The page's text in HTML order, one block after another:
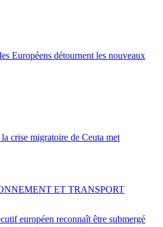
Européens détournent les nouveaux
crise migratoire de Ceuta met
européen reconnaît être submergé
ET TRANSPORT